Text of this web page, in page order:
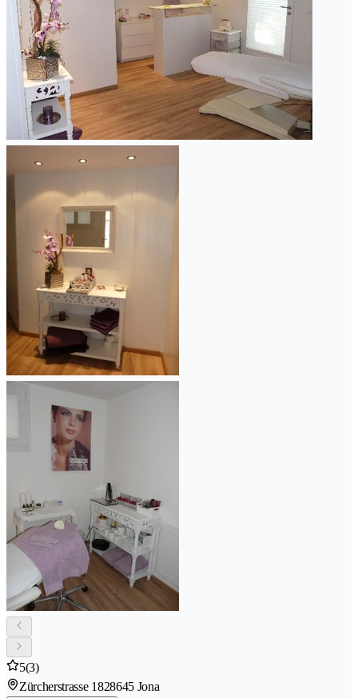
5(3)
Zürcherstrasse 1828645 Jona